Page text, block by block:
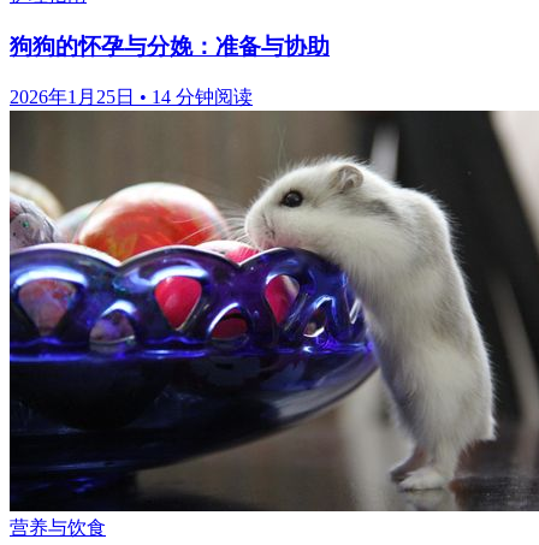
狗狗的怀孕与分娩：准备与协助
2026年1月25日 • 14 分钟阅读
营养与饮食